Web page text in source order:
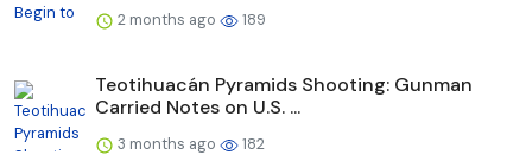
2 months ago 189
Teotihuacán Pyramids Shooting: Gunman
Carried Notes on U.S. ...
3 months ago 182